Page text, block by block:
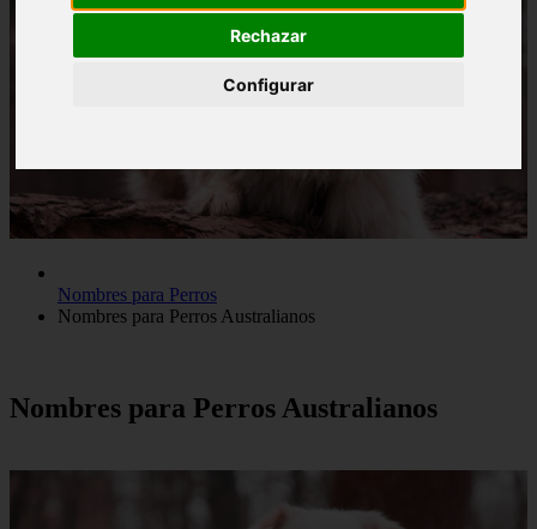
Rechazar
Configurar
Nombres para Perros
Nombres para Perros Australianos
Nombres para Perros Australianos